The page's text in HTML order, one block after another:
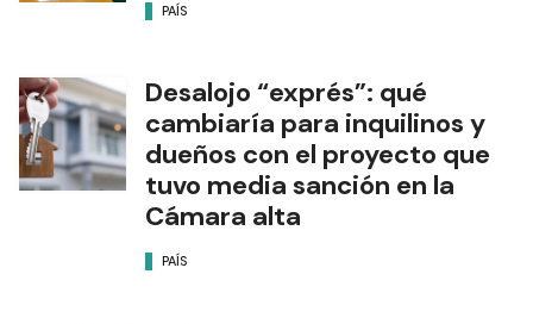
PAÍS
Desalojo “exprés”: qué
cambiaría para inquilinos y
dueños con el proyecto que
tuvo media sanción en la
Cámara alta
PAÍS